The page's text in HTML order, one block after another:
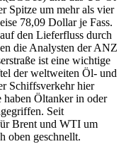
Spitze um mehr als vier
78,09 Dollar je Fass.
den Lieferfluss durch
die Analysten der ANZ
ist eine wichtige
der weltweiten Öl- und
Schiffsverkehr hier
haben Öltanker in oder
Seit
Brent und WTI um
oben geschnellt.